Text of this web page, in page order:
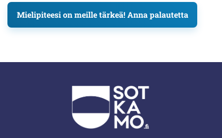
Mielipiteesi on meille tärkeä! Anna palautetta